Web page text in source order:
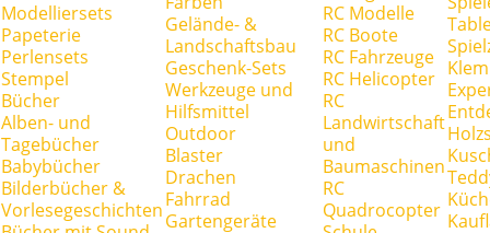
Modelliersets
Papeterie
Perlensets
Stempel
Bücher
Alben- und
Tagebücher
Babybücher
Bilderbücher &
Vorlesegeschichten
Gelände- &
Landschaftsbau
Geschenk-Sets
Werkzeuge und
Hilfsmittel
Outdoor
Blaster
Drachen
Fahrrad
Gartengeräte
RC Modelle
RC Boote
RC Fahrzeuge
RC Helicopter
RC
Landwirtschaft
und
Baumaschinen
RC
Quadrocopter